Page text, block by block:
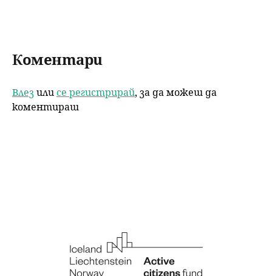
Коментари
Влезили се регистрирай, за да можеш да
коментираш